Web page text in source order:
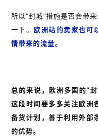
所以“封城”措施是否会带
一下。欧洲站的卖家也可
情带来的流量。
总的来说，欧洲多国的“
这段时间要多多关注欧洲
备货计划，善于利用外部
的优势。